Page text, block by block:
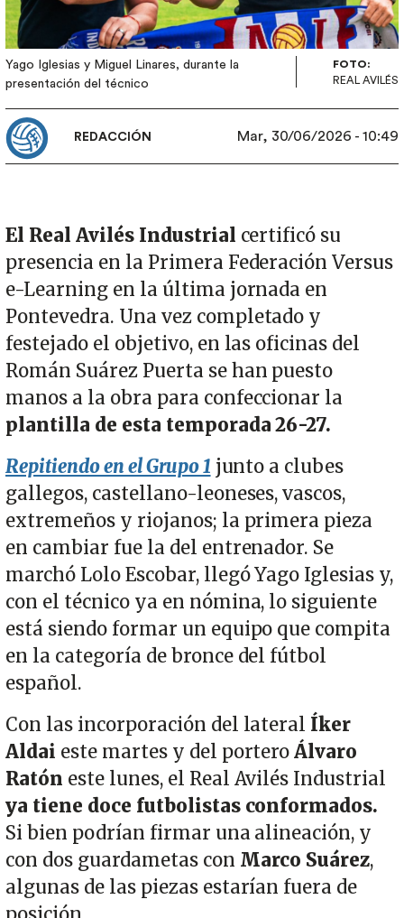
Yago Iglesias y Miguel Linares, durante la
presentación del técnico
FOTO:
REAL AVILÉS
REDACCIÓN Mar, 30/06/2026 - 10:49
El Real Avilés Industrial certificó su
presencia en la Primera Federación Versus
e-Learning en la última jornada en
Pontevedra. Una vez completado y
festejado el objetivo, en las oficinas del
Román Suárez Puerta se han puesto
manos a la obra para confeccionar la
plantilla de esta temporada 26-27.
Repitiendo en el Grupo 1 junto a clubes
gallegos, castellano-leoneses, vascos,
extremeños y riojanos; la primera pieza
en cambiar fue la del entrenador. Se
marchó Lolo Escobar, llegó Yago Iglesias y,
con el técnico ya en nómina, lo siguiente
está siendo formar un equipo que compita
en la categoría de bronce del fútbol
español.
Con las incorporación del lateral Íker
Aldai este martes y del porteroÁlvaro
Ratón este lunes, el Real Avilés Industrial
ya tiene doce futbolistas conformados.
Si bien podrían firmar una alineación, y
con dos guardametas con Marco Suárez,
algunas de las piezas estarían fuera de